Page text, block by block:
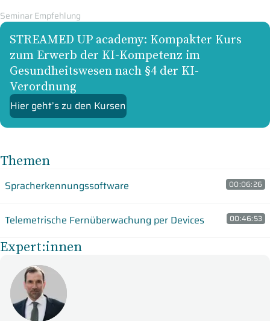
Seminar Empfehlung
STREAMED UP academy: Kompakter Kurs
zum Erwerb der KI-Kompetenz im
Gesundheitswesen nach §4 der KI-
Verordnung
Hier geht’s zu den Kursen
Themen
Spracherkennungssoftware 00:06:26
Telemetrische Fernüberwachung per Devices 00:46:53
Expert:innen